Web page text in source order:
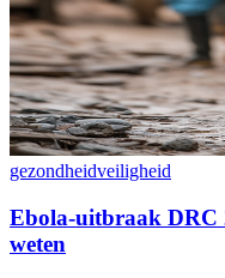
gezondheidveiligheid
Ebola-uitbraak DRC
weten